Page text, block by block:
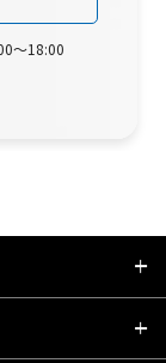
～18:00